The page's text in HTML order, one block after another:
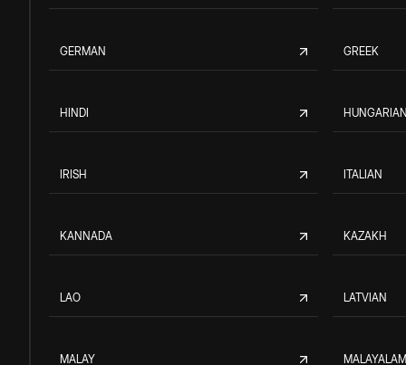
GERMAN GREEK
HINDI
IRISH ITALIAN
KANNADA KAZAKH
LAO LATVIAN
MALAY MALAYALAM